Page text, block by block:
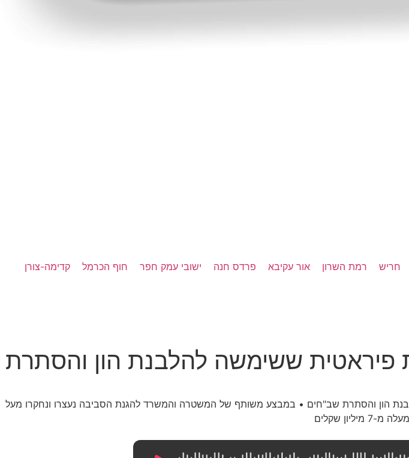
חריש רמת השרון אור עקיבא פרדס חנה ישובי עמק חפר חוף הכרמל קדימה-צורן
פיראטית ששימשה להלבנת הון והסתרת
הון והסתרת שב"חים • במבצע משותף של המשטרה והמשרד להגנת הסביבה נעצרו ונחקרו מעל